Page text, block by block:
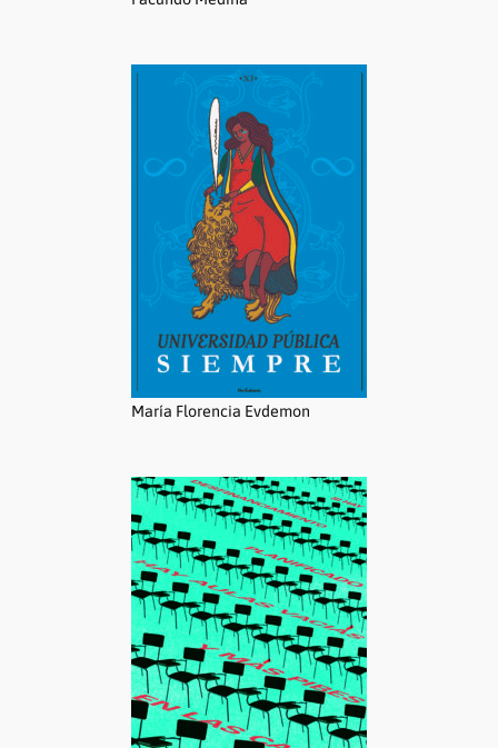
María Florencia Evdemon